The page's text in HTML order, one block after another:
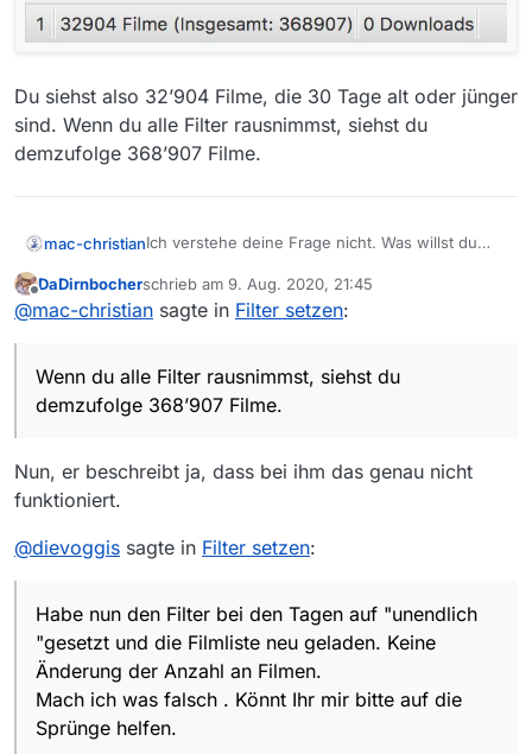
Du siehst also 32’904 Filme, die 30 Tage alt oder jünger
sind. Wenn du alle Filter rausnimmst, siehst du
demzufolge 368’907 Filme.
mac-christianIch verstehe deine Frage nicht. Was willst du
aus, wenn ich nur 30 Tage im Filter eintrage:
jünger sind. Wenn du alle Filter rausnimmst,
siehst du demzufolge 368’907 Filme.
DaDirnbocherschrieb am 9. Aug. 2020, 21:45
zuletzt editiert von
@mac-christian sagte in Filter setzen:
Wenn du alle Filter rausnimmst, siehst du
demzufolge 368’907 Filme.
Nun, er beschreibt ja, dass bei ihm das genau nicht
funktioniert.
@dievoggis sagte in Filter setzen:
Habe nun den Filter bei den Tagen auf "unendlich
"gesetzt und die Filmliste neu geladen. Keine
Änderung der Anzahl an Filmen.
Mach ich was falsch . Könnt Ihr mir bitte auf die
Sprünge helfen.